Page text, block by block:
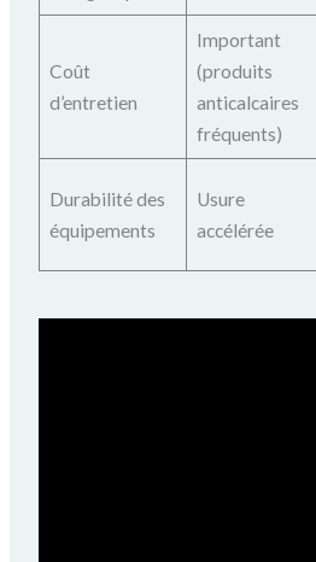
Coût
d’entretien
Important
(produits
anticalcaires
fréquents)
Durabilité des
équipements
Usure
accélérée